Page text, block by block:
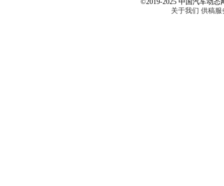
©2019-2025 中国汽车动态
关于我们 供稿服